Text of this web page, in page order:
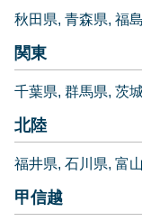
秋田県 青森県 福
関東
千葉県 群馬県 茨
北陸
福井県 石川県 富
甲信越